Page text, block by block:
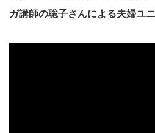
ガ講師の聡子さんによる夫婦ユ